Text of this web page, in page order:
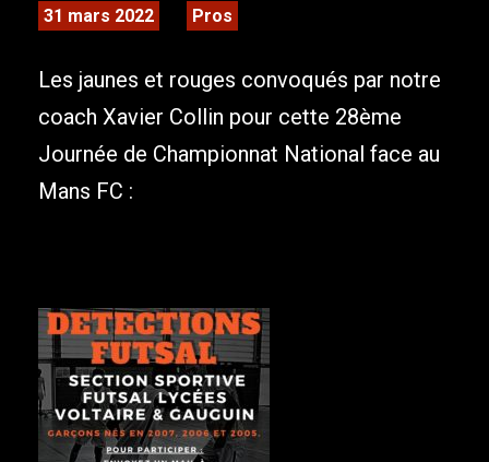
31 mars 2022 Pros
Les jaunes et rouges convoqués par notre
coach Xavier Collin pour cette 28ème
Journée de Championnat National face au
Mans FC :